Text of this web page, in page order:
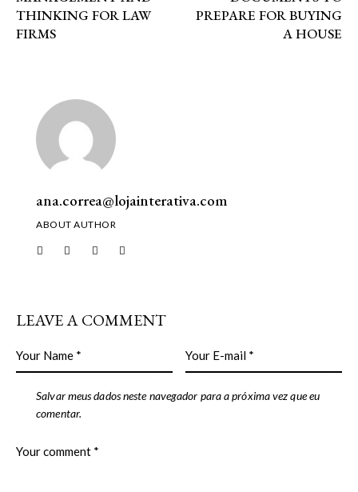
THINKING FOR LAW
FIRMS
PREPARE FOR BUYING
A HOUSE
ana.correa@lojainterativa.com
ABOUT AUTHOR
LEAVE A COMMENT
Salvar meus dados neste navegador para a próxima vez que eu
comentar.